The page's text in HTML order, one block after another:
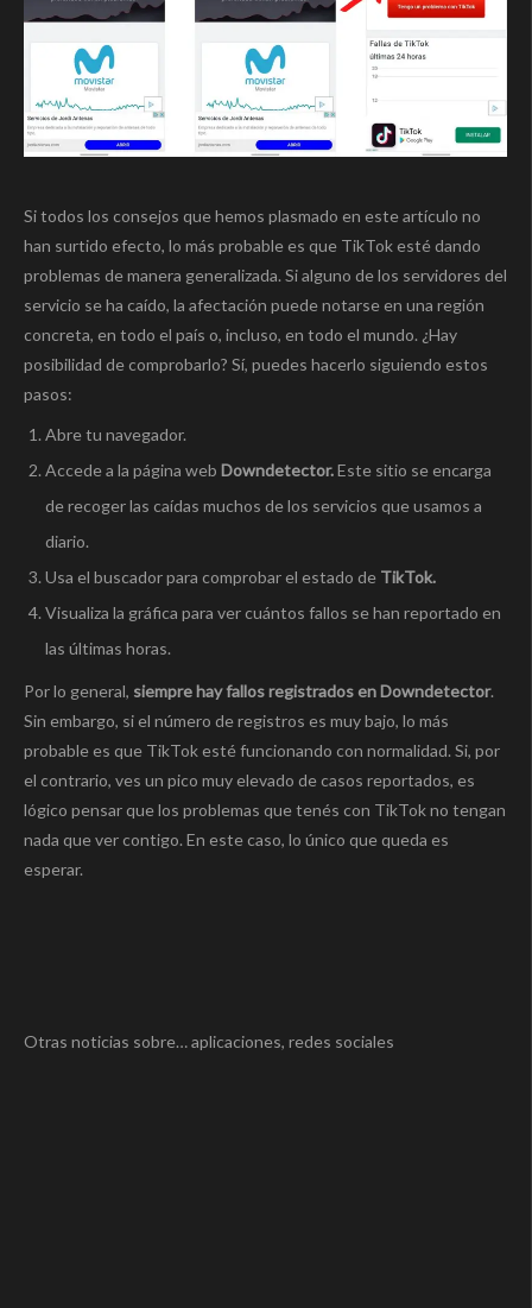
Si todos los consejos que hemos plasmado en este artículo no
han surtido efecto, lo más probable es que TikTok esté dando
problemas de manera generalizada. Si alguno de los servidores del
servicio se ha caído, la afectación puede notarse en una región
concreta, en todo el país o, incluso, en todo el mundo. ¿Hay
posibilidad de comprobarlo? Sí, puedes hacerlo siguiendo estos
pasos:
Abre tu navegador.
Accede a la página web Downdetector.Este sitio se encarga
de recoger las caídas muchos de los servicios que usamos a
diario.
Usa el buscador para comprobar el estado de TikTok.
Visualiza la gráfica para ver cuántos fallos se han reportado en
las últimas horas.
Por lo general, siempre hay fallos registrados en Downdetector.
Sin embargo, si el número de registros es muy bajo, lo más
probable es que TikTok esté funcionando con normalidad. Si, por
el contrario, ves un pico muy elevado de casos reportados, es
lógico pensar que los problemas que tenés con TikTok no tengan
nada que ver contigo. En este caso, lo único que queda es
esperar.
Otras noticias sobre… aplicaciones, redes sociales